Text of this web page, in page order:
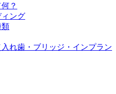
？
ング
類
れ歯・ブリッジ・インプラン